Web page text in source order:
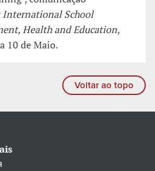
International School
Health and Education,
10 de Maio.
Voltar ao topo